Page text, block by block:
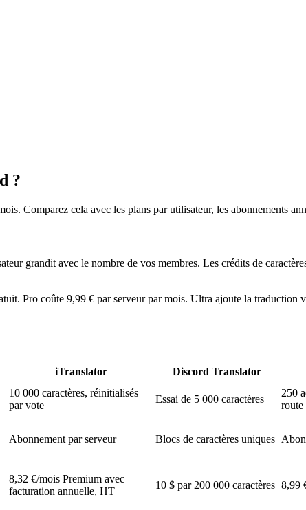
?
Comparez cela avec les plans par utilisateur, les abonnements
grandit avec le nombre de vos membres. Les crédits de
Pro coûte 9,99 € par serveur par mois. Ultra ajoute la traduction
iTranslator Discord Translator
10 000 caractères, réinitialisés
par vote
Essai de 5 000 caractères
250
route
Abonnement par serveur Blocs de caractères uniques
8,32 €/mois Premium avec
facturation annuelle, HT
10 $ par 200 000 caractères 8,99